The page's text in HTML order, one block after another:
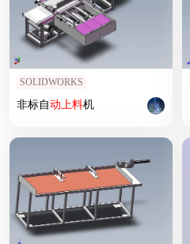
SOLIDWORKS
非标自动上料机